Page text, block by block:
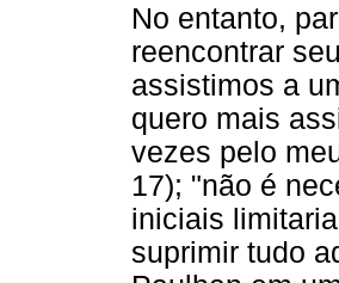
No entanto,
reencontrar
assistimos a
quero mais
vezes pelo
17); "não é
iniciais
suprimir tudo